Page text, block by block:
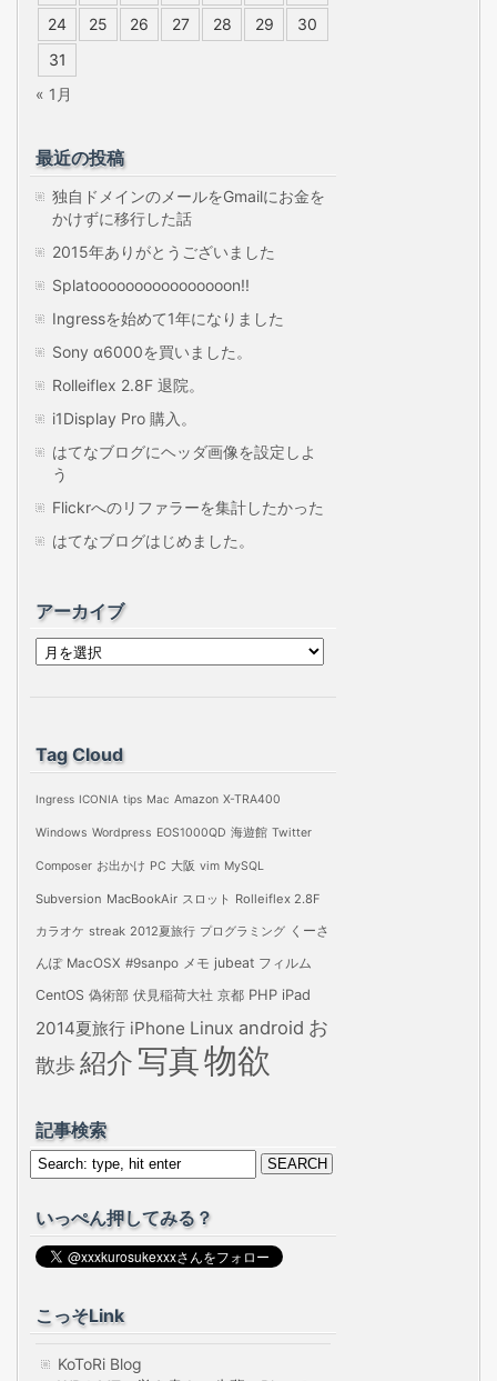
24
25 26 27 28 29
30
31
« 1月
最近の投稿
独自ドメインのメールをGmailにお金を
かけずに移行した話
2015年ありがとうございました
Splatoooooooooooooooon!!
Ingressを始めて1年になりました
Sony α6000を買いました。
Rolleiflex 2.8F 退院。
i1Display Pro 購入。
はてなブログにヘッダ画像を設定しよ
う
Flickrへのリファラーを集計したかった
はてなブログはじめました。
アーカイブ
ア
ブ
Tag Cloud
Ingress ICONIA tips Mac Amazon X-TRA400
Windows Wordpress EOS1000QD 海遊館 Twitter
Composer お出かけ PC 大阪 vim MySQL
Subversion MacBookAir スロット Rolleiflex 2.8F
カラオケ streak 2012夏旅行 プログラミング くーさ
んぽ MacOSX #9sanpo メモ jubeat フィルム
CentOS 偽術部 伏見稲荷大社 京都 PHP iPad
2014夏旅行 iPhone Linux android お
散歩紹介 写真物欲
記事検索
いっぺん押してみる？
こっそLink
KoToRi Blog